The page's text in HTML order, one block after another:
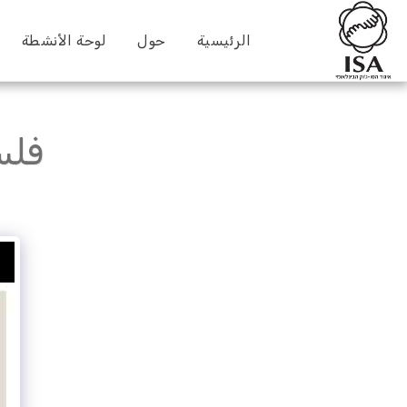
الرئيسية حول لوحة الأنشطة